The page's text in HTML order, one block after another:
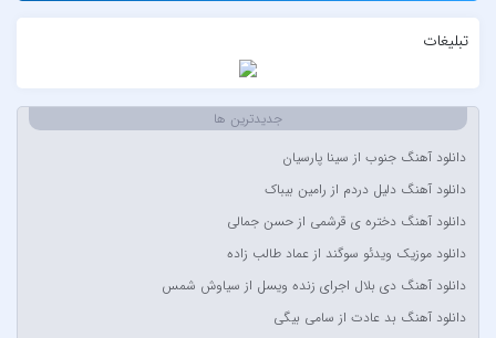
Ahmadreza Habibiyan
Alexandra Stan
تبلیغات
جدیدترین ها
دانلود آهنگ جنوب از سینا پارسیان
دانلود آهنگ دلیل دردم از رامین بیباک
دانلود آهنگ دختره ی قرشمی از حسن جمالی
دانلود موزیک ویدئو سوگند از عماد طالب زاده
دانلود آهنگ دی بلال اجرای زنده ویسل از سیاوش شمس
دانلود آهنگ بد عادت از سامی بیگی